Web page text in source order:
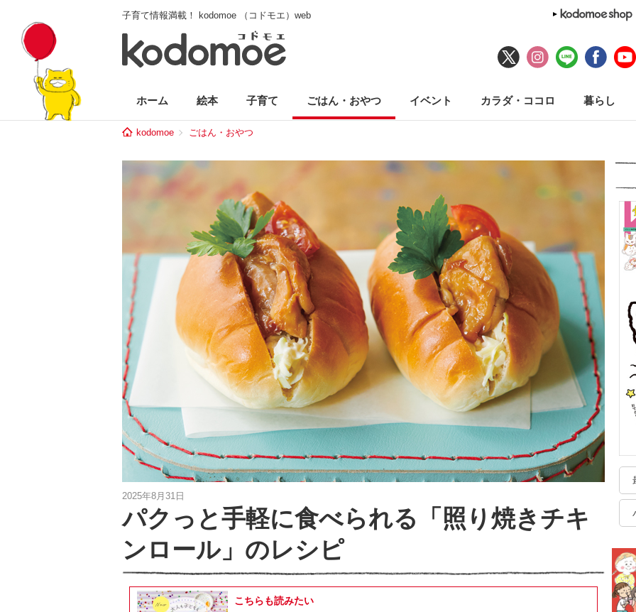
子育て情報満載！ kodomoe （コドモエ）web
ホーム 絵本 子育て ごはん・おやつ イベント カラダ・ココロ 暮らし
kodomoe ごはん・おやつ
2025年8月31日
パクっと手軽に食べられる「照り焼きチキ
ンロール」のレシピ
こちらも読みたい